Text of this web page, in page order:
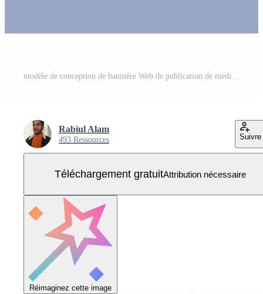
modèle de conception de bannière Web de publication de médias sociaux de conférence d'affaires de webinaire. modèle de conception de bannière d'invitation à la conférence webinaire en ligne. Vecteur Gratuit
Rabiul Alam
493 Ressources Suivre
Téléchargement gratuitAttribution nécessaire
Réimaginez cette image